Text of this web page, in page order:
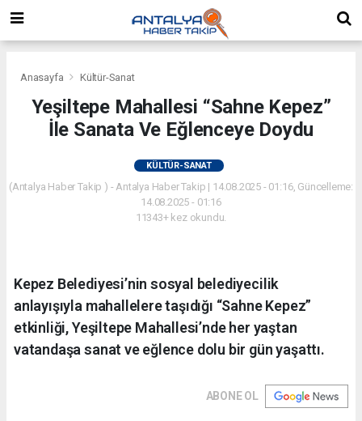
Anasayfa Kültür-Sanat
Yeşiltepe Mahallesi “Sahne Kepez”
İle Sanata Ve Eğlenceye Doydu
KÜLTÜR-SANAT
(Antalya Haber Takip ) - Antalya Haber Takip | 14.08.2025 - 01:16, Güncelleme:
14.08.2025 - 01:16
11343+ kez okundu.
Kepez Belediyesi’nin sosyal belediyecilik
anlayışıyla mahallelere taşıdığı “Sahne Kepez”
etkinliği, Yeşiltepe Mahallesi’nde her yaştan
vatandaşa sanat ve eğlence dolu bir gün yaşattı.
ABONE OL